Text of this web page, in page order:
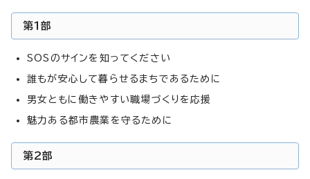
第1部
SOSのサインを知ってください
誰もが安心して暮らせるまちであるために
男女ともに働きやすい職場づくりを応援
魅力ある都市農業を守るために
第2部